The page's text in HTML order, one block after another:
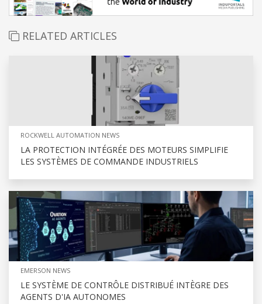
RELATED ARTICLES
ROCKWELL AUTOMATION NEWS
LA PROTECTION INTÉGRÉE DES MOTEURS SIMPLIFIE
LES SYSTÈMES DE COMMANDE INDUSTRIELS
EMERSON NEWS
LE SYSTÈME DE CONTRÔLE DISTRIBUÉ INTÈGRE DES
AGENTS D'IA AUTONOMES